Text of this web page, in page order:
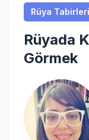
Rüya Tabirleri
Rüyada
Görmek